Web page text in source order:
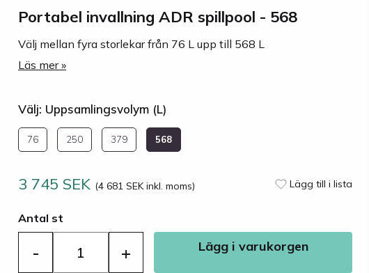
Portabel invallning ADR spillpool - 568
Välj mellan fyra storlekar från 76 L upp till 568 L
Läs mer »
Välj: Uppsamlingsvolym (L)
76 250 379 568
3 745 SEK (4 681 SEK inkl. moms) Lägg till i lista
Antal st
- + Lägg i varukorgen